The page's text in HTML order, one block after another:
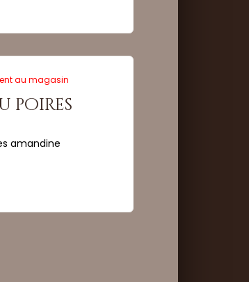
au magasin
poires
amandine